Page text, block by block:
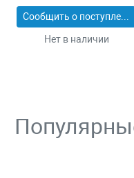
Сообщить о поступлении
Нет в наличии